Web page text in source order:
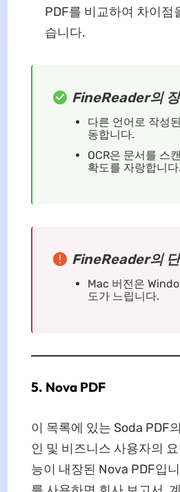
PDF를 비교하여 차이점
습니다.
FineReader의
다른 언어로 작성
동합니다.
OCR은 문서를 스
확도를 자랑합니다.
FineReader의
Mac 버전은
도가 느립니다.
5. Nova PDF
이 목록에 있는 Soda PDF
인 및 비즈니스 사용자의
능이 내장된 Nova PDF입